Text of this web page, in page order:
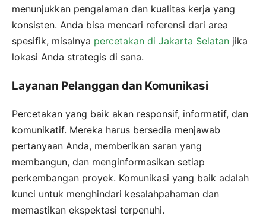
menunjukkan pengalaman dan kualitas kerja yang
konsisten. Anda bisa mencari referensi dari area
spesifik, misalnya percetakan di Jakarta Selatan jika
lokasi Anda strategis di sana.
Layanan Pelanggan dan Komunikasi
Percetakan yang baik akan responsif, informatif, dan
komunikatif. Mereka harus bersedia menjawab
pertanyaan Anda, memberikan saran yang
membangun, dan menginformasikan setiap
perkembangan proyek. Komunikasi yang baik adalah
kunci untuk menghindari kesalahpahaman dan
memastikan ekspektasi terpenuhi.